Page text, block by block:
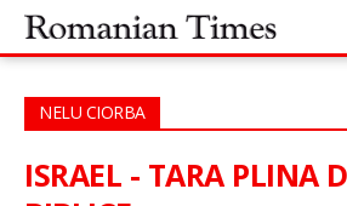
NELU CIORBA
ISRAEL - TARA PLINA